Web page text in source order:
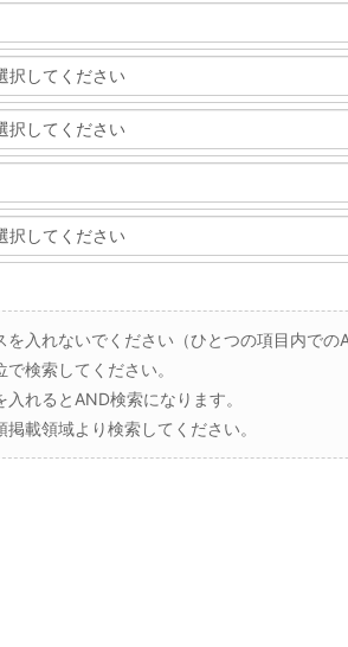
入れないでください（ひとつの項目内での
検索してください。
れるとAND検索になります。
載領域より検索してください。